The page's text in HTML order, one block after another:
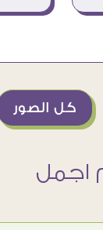
كل الصور